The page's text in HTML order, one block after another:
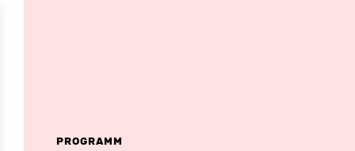
PROGRAMM